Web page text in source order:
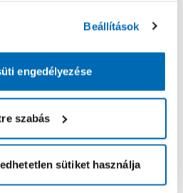
Beállítások
engedélyezése
szabás
sütiket használja